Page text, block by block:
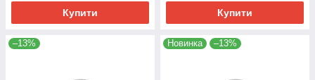
Купити Купити
–13% Новинка –13%